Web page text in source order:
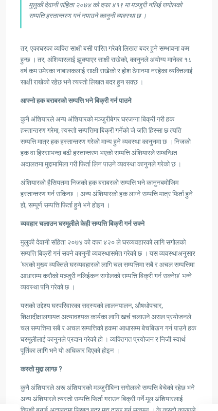
मुलुकी देवानी संहिता २०७४ को दफा ४१९ मा मञ्जुरी नलिई सगोलको
सम्पत्ति हस्तान्तरण गर्न नपाउने कानुनी व्यवस्था छ ।
तर, एकाघरका व्यक्ति साक्षी बसी पारित गरेको लिखत बदर हुने सम्भावना कम
हुन्छ । तर, अंशियारलाई झुक्याएर साक्षी राखेको, कानुनले अयोग्य मानेका १८
वर्ष कम उमेरका नाबालकलाई साक्षी राखेको र होश ठेगानमा नरहेका व्यक्तिलाई
साक्षी राखेको रहेछ भने त्यस्तो लिखत बदर हुन सक्छ ।
आफ्नो हक बराबरको सम्पत्ति भने बिक्री गर्न पाउने
कुनै अंशियारले अन्य अंशियारको मञ्जुरीबेगर घरजग्गा बिक्री गरी हक
हस्तान्तरण गरेमा, त्यस्तो सम्पत्तिमा बिक्री गर्नेको जे जति हिस्सा छ त्यति
सम्पत्ति मात्र हक हस्तान्तरण गरेको मान्य हुने व्यवस्था कानुनमा छ । निजको
हक वा हिस्साभन्दा बढी हस्तान्तरण भएको सम्पत्ति अंशियारले सम्बन्धित
अदालतमा मुद्दामामिला गरी फिर्ता लिन पाउने व्यवस्था कानुनले गरेको छ ।
अंशियारको हैसियतमा निजको हक बराबरको सम्पत्ति भने कानुनबमोजिम
हस्तान्तरण गर्न सकिन्छ । अन्य अंशियारको हक लाग्ने सम्पत्ति मात्र फिर्ता हुने
हो, सम्पूर्ण सम्पत्ति फिर्ता हुने भने होइन ।
व्यवहार चलाउन घरमूलीले केही सम्पत्ति बिक्री गर्न सक्ने
मुलुकी देवानी संहिता २०७४ को दफा ४२० ले घरव्यवहारको लागि सगोलको
सम्पत्ति बिक्री गर्न सक्ने कानुनी व्यवस्थासमेत गरेको छ । यस व्यवस्थाअनुसार
‘घरको मुख्य व्यक्तिले घरव्यवहारको लागि चल सम्पत्तिमा सबै र अचल सम्पत्तिमा
आधासम्म कसैको मञ्जुरी नलिईकन सगोलको सम्पत्ति बिक्री गर्न सक्नेछ’ भन्ने
व्यवस्था पनि गरेको छ ।
यसको उद्देश्य घरपरिवारका सदस्यको लालनपालन, औषधोपचार,
शिक्षादीक्षालगायत अत्यावश्यक कार्यका लागि खर्च चलाउने असल प्रयोजनले
चल सम्पत्तिमा सबै र अचल सम्पत्तिको हकमा आधासम्म बेचबिखन गर्न पाउने हक
घरमूलीलाई कानुनले प्रदान गरेको हो । व्यक्तिगत प्रयोजन र निजी स्वार्थ
पूर्तिका लागि भने यो अधिकार दिएको होइन ।
कस्तो मुद्दा लाग्छ ?
कुनै अंशियारले अरू अंशियारको मञ्जुरीबिना सगोलको सम्पत्ति बेचेको रहेछ भने
अन्य अंशियारले त्यस्तो सम्पत्ति फिर्ता गराउन बिक्री गर्ने मूल अंशियारलाई